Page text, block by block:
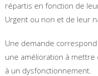
répartis en fonction de
Urgent ou non et de leur
Une demande
une amélioration à
à un dysfonctionnement.